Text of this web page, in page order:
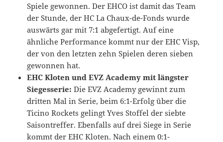
Spiele gewonnen. Der EHCO ist damit das Team
der Stunde, der HC La Chaux-de-Fonds wurde
auswärts gar mit 7:1 abgefertigt. Auf eine
ähnliche Performance kommt nur der EHC Visp,
der von den letzten zehn Spielen deren sieben
gewonnen hat.
EHC Kloten und EVZ Academy mit längster
Siegesserie: Die EVZ Academy gewinnt zum
dritten Mal in Serie, beim 6:1-Erfolg über die
Ticino Rockets gelingt Yves Stoffel der siebte
Saisontreffer. Ebenfalls auf drei Siege in Serie
kommt der EHC Kloten. Nach einem 0:1-